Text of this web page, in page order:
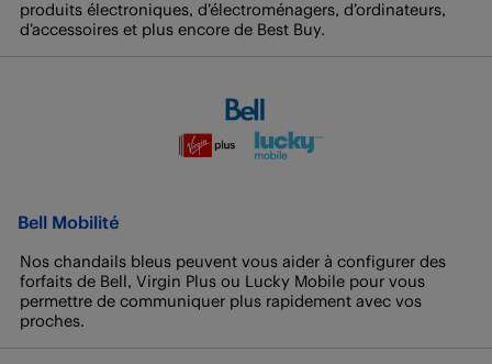
produits électroniques, d’électroménagers, d’ordinateurs,
d’accessoires et plus encore de Best Buy.
Bell Mobilité
Nos chandails bleus peuvent vous aider à configurer des
forfaits de Bell, Virgin Plus ou Lucky Mobile pour vous
permettre de communiquer plus rapidement avec vos
proches.